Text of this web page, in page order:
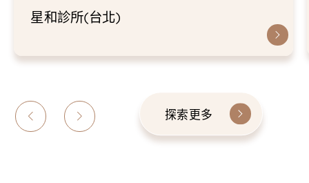
仁愛星和診所
探索更多